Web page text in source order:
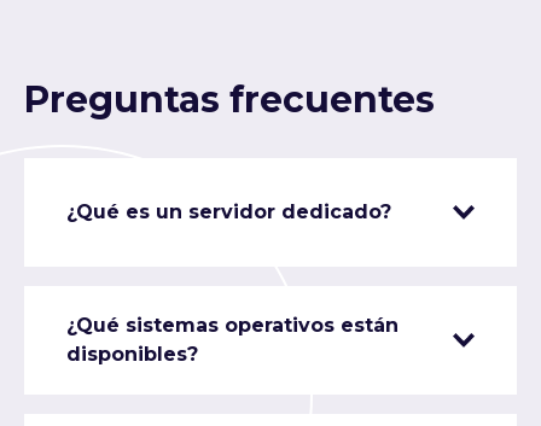
Preguntas frecuentes
¿Qué es un servidor dedicado?
¿Qué sistemas operativos están
disponibles?